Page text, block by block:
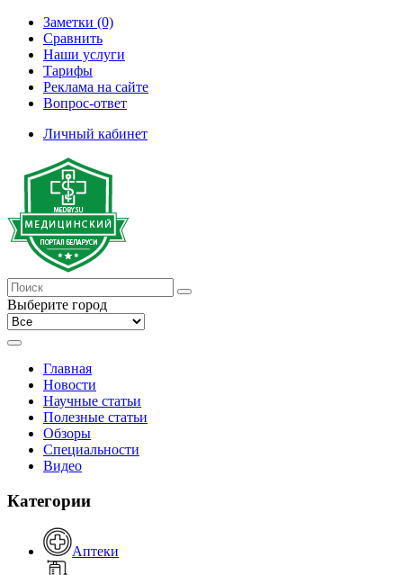
Заметки (0)
Сравнить
Наши услуги
Тарифы
Реклама на сайте
Вопрос-ответ
Личный кабинет
Выберите город
Главная
Новости
Научные статьи
Полезные статьи
Обзоры
Специальности
Видео
Категории
Аптеки